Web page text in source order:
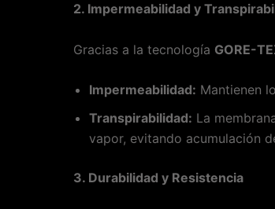
2. Impermeabilidad y
Gracias a la tecnología GORE-
Impermeabilidad: Mantienen
Transpirabilidad: La
vapor, evitando acumulación
3. Durabilidad y Resistencia